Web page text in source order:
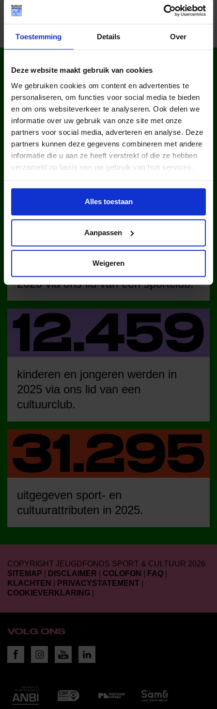
Toestemming Details Over
Deze website maakt gebruik van cookies
We gebruiken cookies om content en advertenties te
personaliseren, om functies voor social media te bieden
en om ons websiteverkeer te analyseren. Ook delen we
informatie over uw gebruik van onze site met onze
partners voor social media, adverteren en analyse. Deze
partners kunnen deze gegevens combineren met andere
informatie die u aan ze heeft verstrekt of die ze hebben
verzameld op basis van uw gebruik van hun services.
Alles toestaan
Aanpassen
Weigeren
NEDERLAND?
kinderen en jongeren werden in
2025 via ons lid van een club.
kinderen en jongeren werden in
2025 via ons lid van een sportclub.
kinderen en jongeren werden in
2025 via ons lid van een
cultuurclub.
uitgegeven sport- en
cultuurattributen in 2025.
COPYRIGHT JEUGDFONDS SPORT & CULTUUR 2026
SITEMAP
DISCLAIMER COLOFON FAQ
KLACHTEN
PRIVACYSTATEMENT
COOKIEVERKLARING
VOLG ONS